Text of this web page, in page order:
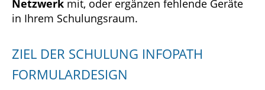
Netzwerk mit, oder ergänzen fehlende Geräte
in Ihrem Schulungsraum.
ZIEL DER SCHULUNG INFOPATH
FORMULARDESIGN